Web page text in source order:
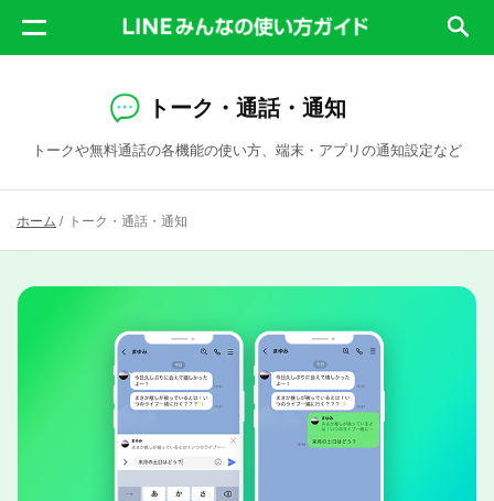
トーク・通話・通知
トークや無料通話の各機能の使い方、端末・アプリの通知設定など
ホーム / トーク・通話・通知